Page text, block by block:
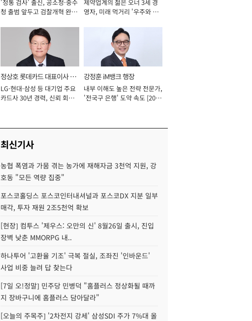
서관
'정통 검사' 출신, 공소청·중수
청 출범 앞두고 검찰개혁 완수
표이사 사장
제약업계의 젊은 오너 3세 경
영자, 미래 먹거리 '우주와 헬
정상호 롯데카드 대표이사 사
장
LG·현대·삼성 등 대기업 주요
카드사 30년 경력, 신뢰 회복
강정훈 iM뱅크 행장
내부 이해도 높은 전략 전문가,
'전국구 은행' 도약 속도 [2026
최신기사
농협 폭염과 가뭄 겪는 농가에 재해자금 3천억 지원, 강
호동 "모든 역량 집중"
포스코홀딩스 포스코인터내셔널과 포스코DX 지분 일부
매각, 투자 재원 2조5천억 확보
[현장] 컴투스 '제우스: 오만의 신' 8월26일 출시, 진입
장벽 낮춘 MMORPG 내..
하나투어 '고환율 기조' 극복 절실, 조좌진 '인바운드'
사업 비중 늘려 답 찾는다
[7일 오!정말] 민주당 민병덕 "홈플러스 정상화될 때까
지 장바구니에 홈플러스 담아달라"
[오늘의 주목주] '2차전지 강세' 삼성SDI 주가 7%대 올